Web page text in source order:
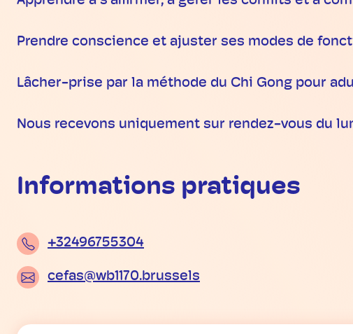
Prendre conscience et ajuster ses modes de
Lâcher-prise par la méthode du Chi Gong pour
Nous recevons uniquement sur rendez-vous du
Informations pratiques
+32496755304
cefas@wb1170.brussels